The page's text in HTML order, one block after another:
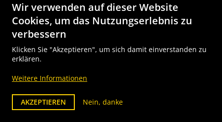
Wir verwenden auf dieser Website
Cookies, um das Nutzungserlebnis zu
verbessern
Klicken Sie "Akzeptieren", um sich damit einverstanden zu
erklären.
Weitere Informationen
AKZEPTIEREN Nein, danke